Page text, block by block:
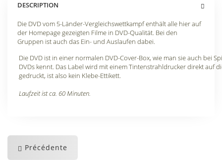
DESCRIPTION
Die DVD vom 5-Länder-Vergleichswettkampf enthält alle hier auf
der Homepage gezeigten Filme in DVD-Qualität. Bei den
Gruppen ist auch das Ein- und Auslaufen dabei.
Die DVD ist in einer normalen DVD-Cover-Box, wie man sie auch bei
DVDs kennt. Das Label wird mit einem Tintenstrahldrucker direkt auf
gedruckt, ist also kein Klebe-Ettikett.
Laufzeit ist ca. 60 Minuten.
Précédente